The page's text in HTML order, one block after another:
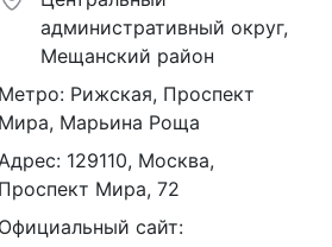
административный округ,
Мещанский район
Метро: Рижская, Проспект
Мира, Марьина Роща
Адрес: 129110, Москва,
Проспект Мира, 72
Официальный сайт: